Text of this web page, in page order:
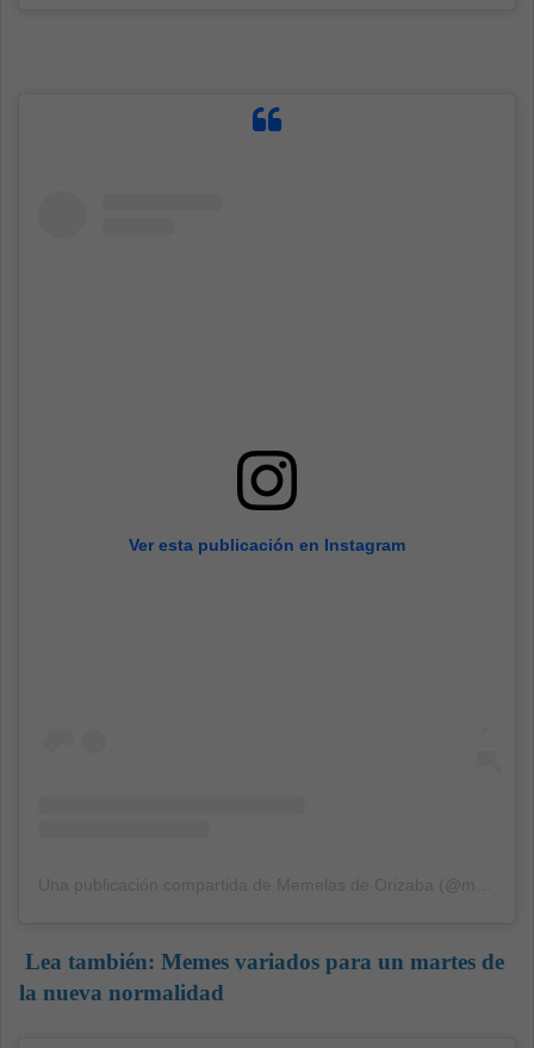
Ver esta publicación en Instagram
Lea también: Memes variados para un martes de
la nueva normalidad